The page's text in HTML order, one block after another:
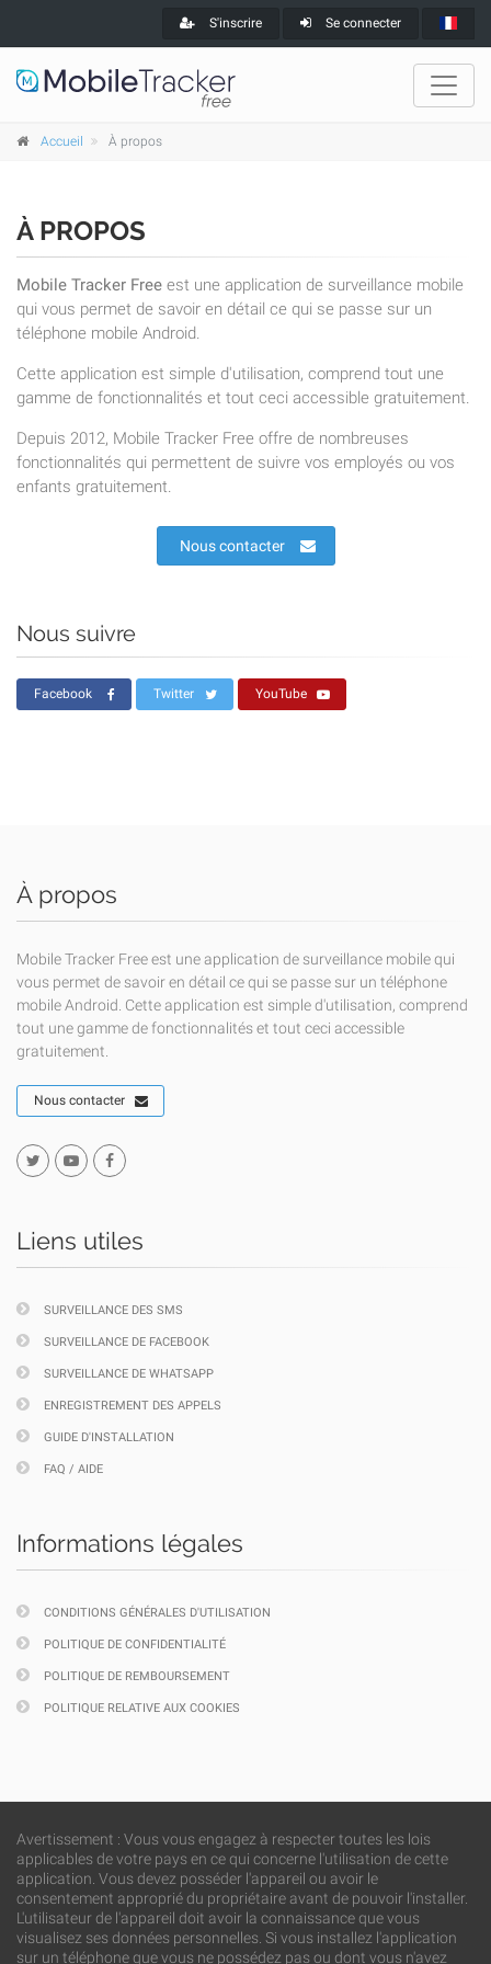
S'inscrire Se connecter
Accueil À propos
À PROPOS
Mobile Tracker Free est une application de surveillance mobile
qui vous permet de savoir en détail ce qui se passe sur un
téléphone mobile Android.
Cette application est simple d'utilisation, comprend tout une
gamme de fonctionnalités et tout ceci accessible gratuitement.
Depuis 2012, Mobile Tracker Free offre de nombreuses
fonctionnalités qui permettent de suivre vos employés ou vos
enfants gratuitement.
Nous contacter
Nous suivre
Facebook Twitter YouTube
À propos
Mobile Tracker Free est une application de surveillance mobile qui
vous permet de savoir en détail ce qui se passe sur un téléphone
mobile Android. Cette application est simple d'utilisation, comprend
tout une gamme de fonctionnalités et tout ceci accessible
gratuitement.
Nous contacter
Liens utiles
SURVEILLANCE DES SMS
SURVEILLANCE DE FACEBOOK
SURVEILLANCE DE WHATSAPP
ENREGISTREMENT DES APPELS
GUIDE D'INSTALLATION
FAQ / AIDE
Informations légales
CONDITIONS GÉNÉRALES D'UTILISATION
POLITIQUE DE CONFIDENTIALITÉ
POLITIQUE DE REMBOURSEMENT
POLITIQUE RELATIVE AUX COOKIES
Avertissement : Vous vous engagez à respecter toutes les lois
applicables de votre pays en ce qui concerne l'utilisation de cette
application. Vous devez posséder l'appareil ou avoir le
consentement approprié du propriétaire avant de pouvoir l'installer.
L'utilisateur de l'appareil doit avoir la connaissance que vous
visualisez ses données personnelles. Si vous installez l'application
sur un téléphone que vous ne possédez pas ou dont vous n'avez